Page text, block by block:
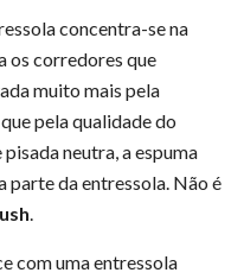
concentra-se na
os corredores que
muito mais pela
pela qualidade do
neutra, a espuma
parte da entressola. Não é
.
com uma entressola